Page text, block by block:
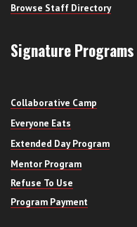
Browse Staff Directory
Signature Programs
Collaborative Camp
Everyone Eats
Extended Day Program
Mentor Program
Refuse To Use
Program Payment